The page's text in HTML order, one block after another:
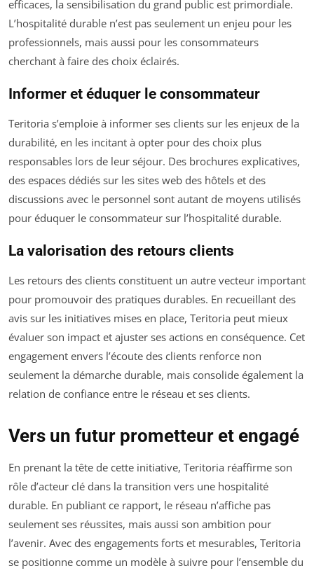
efficaces, la sensibilisation du grand public est primordiale.
L’hospitalité durable n’est pas seulement un enjeu pour les
professionnels, mais aussi pour les consommateurs
cherchant à faire des choix éclairés.
Informer et éduquer le consommateur
Teritoria s’emploie à informer ses clients sur les enjeux de la
durabilité, en les incitant à opter pour des choix plus
responsables lors de leur séjour. Des brochures explicatives,
des espaces dédiés sur les sites web des hôtels et des
discussions avec le personnel sont autant de moyens utilisés
pour éduquer le consommateur sur l’hospitalité durable.
La valorisation des retours clients
Les retours des clients constituent un autre vecteur important
pour promouvoir des pratiques durables. En recueillant des
avis sur les initiatives mises en place, Teritoria peut mieux
évaluer son impact et ajuster ses actions en conséquence. Cet
engagement envers l’écoute des clients renforce non
seulement la démarche durable, mais consolide également la
relation de confiance entre le réseau et ses clients.
Vers un futur prometteur et engagé
En prenant la tête de cette initiative, Teritoria réaffirme son
rôle d’acteur clé dans la transition vers une hospitalité
durable. En publiant ce rapport, le réseau n’affiche pas
seulement ses réussites, mais aussi son ambition pour
l’avenir. Avec des engagements forts et mesurables, Teritoria
se positionne comme un modèle à suivre pour l’ensemble du